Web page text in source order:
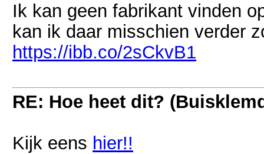
Ik kan geen fabrikant vinden
kan ik daar misschien verder
https://ibb.co/2sCkvB1
RE: Hoe heet dit?
Kijk eens hier!!